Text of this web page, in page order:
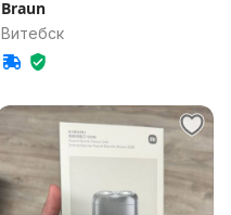
Braun
Витебск